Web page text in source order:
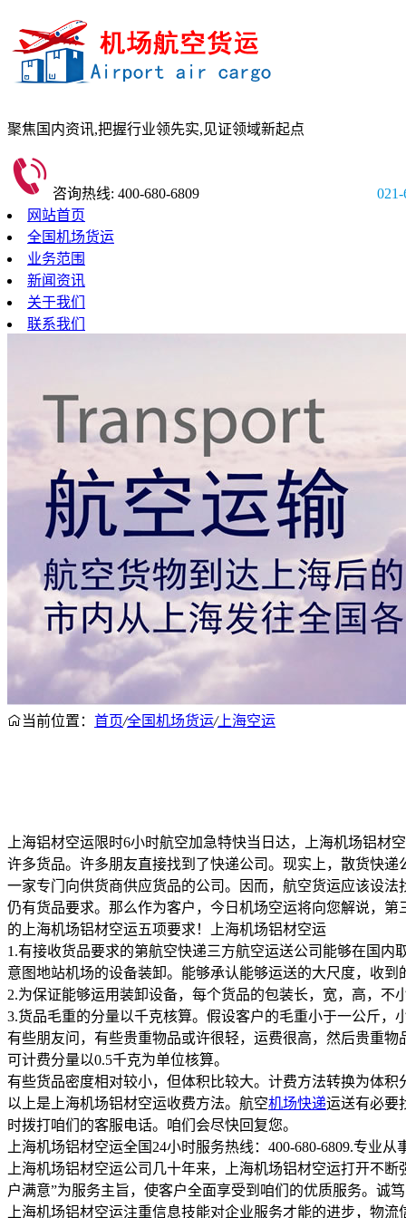
聚焦国内资讯,把握行业领先实,见证领域新起点
咨询热线: 400-680-6809
021-
网站首页
全国机场货运
业务范围
新闻资讯
关于我们
联系我们
当前位置： 首页/全国机场货运/上海空运
上海铝材空运限时6小时航空加急特快当日达，上海机场铝材
许多货品。许多朋友直接找到了快递公司。现实上，散货快
一家专门向供货商供应货品的公司。因而，航空货运应该设
仍有货品要求。那么作为客户，今日机场空运将向您解说，
的上海机场铝材空运五项要求！上海机场铝材空运
1.有接收货品要求的第航空快递三方航空运送公司能够在国
意图地站机场的设备装卸。能够承认能够运送的大尺度，收到
2.为保证能够运用装卸设备，每个货品的包装长，宽，高，不
3.货品毛重的分量以千克核算。假设客户的毛重小于一公斤，
有些朋友问，有些贵重物品或许很轻，运费很高，然后贵重
可计费分量以0.5千克为单位核算。
有些货品密度相对较小，但体积比较大。计费方法转换为体
以上是上海机场铝材空运收费方法。航空机场快递运送有必要
时拨打咱们的客服电话。咱们会尽快回复您。
上海机场铝材空运全国24小时服务热线：400-680-6809.专业
上海机场铝材空运公司几十年来，上海机场铝材空运打开不
户满意”为服务主旨，使客户全面享受到咱们的优质服务。诚
上海机场铝材空运注重信息技能对企业服务才能的进步，物